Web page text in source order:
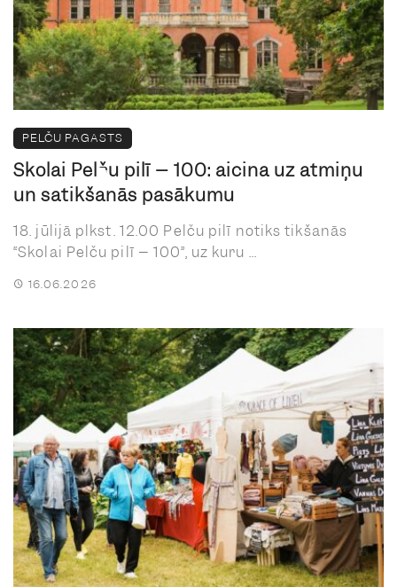
PELČU PAGASTS
Skolai Pelču pilī – 100: aicina uz atmiņu
un satikšanās pasākumu
18. jūlijā plkst. 12.00 Pelču pilī notiks tikšanās
“Skolai Pelču pilī – 100”, uz kuru ...
16.06.2026